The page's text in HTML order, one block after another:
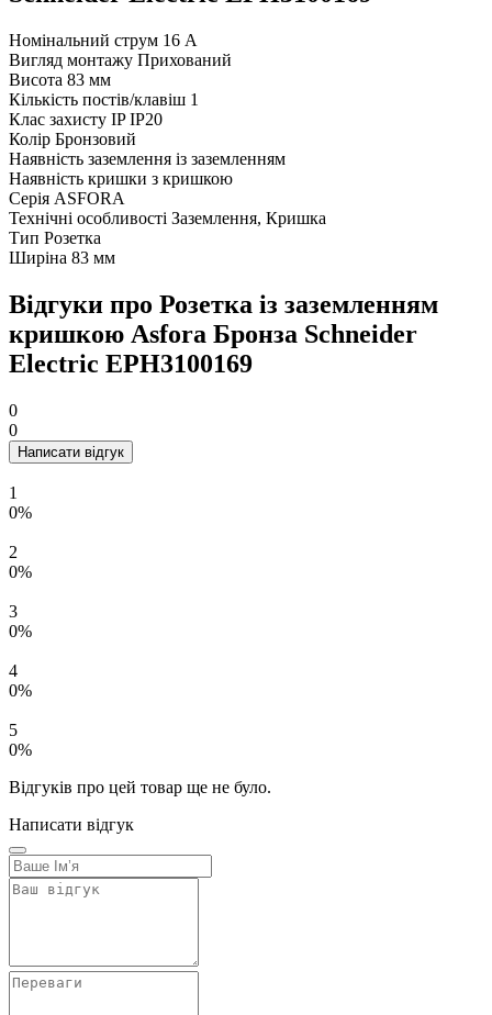
Номінальний струм 16 А
Вигляд монтажу Прихований
Висота 83 мм
Кількість постів/клавіш 1
Клас захисту IP IP20
Колір Бронзовий
Наявність заземлення із заземленням
Наявність кришки з кришкою
Серія ASFORA
Технічні особливості Заземлення, Кришка
Тип Розетка
Ширіна 83 мм
Відгуки про Розетка із заземленням
кришкою Asfora Бронза Schneider
Electric EPH3100169
0
0
Написати відгук
1
0%
2
0%
3
0%
4
0%
5
0%
Відгуків про цей товар ще не було.
Написати відгук